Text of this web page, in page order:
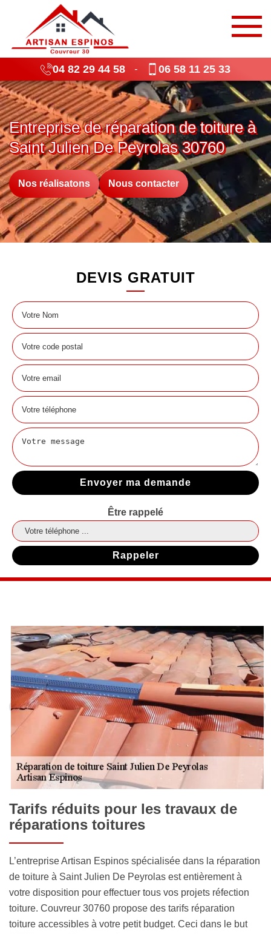
04 82 29 44 58 - 06 58 11 25 33
Entreprise de réparation de toiture à
Saint Julien De Peyrolas 30760
Nos réalisatons Nous contacter
DEVIS GRATUIT
Être rappelé
Tarifs réduits pour les travaux de
réparations toitures
L’entreprise Artisan Espinos spécialisée dans la réparation
de toiture à Saint Julien De Peyrolas est entièrement à
votre disposition pour effectuer tous vos projets réfection
toiture. Couvreur 30760 propose des tarifs réparation
toiture accessibles à votre petit budget. Ceci dans le but